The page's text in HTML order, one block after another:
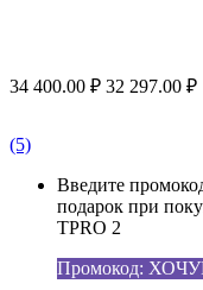
34 400.00 ₽ 32 297.00 ₽
(5)
Введите
подарок при
TPRO 2
Промокод: